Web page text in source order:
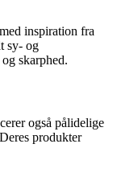
inspiration fra
sy- og
skarphed.
også pålidelige
produkter